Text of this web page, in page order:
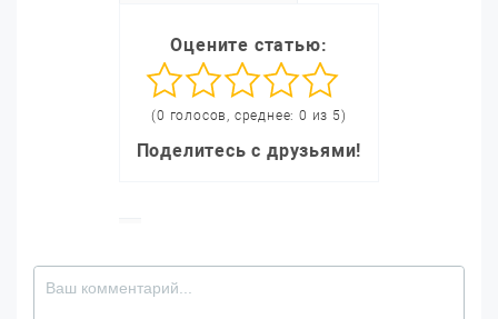
Оцените статью:
(0 голосов, среднее: 0 из 5)
Поделитесь с друзьями!